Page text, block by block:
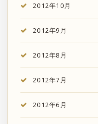
2012年10月
2012年9月
2012年8月
2012年7月
2012年6月